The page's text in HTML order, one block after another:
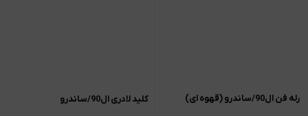
رله فن ال90/ساندرو (قهوه ای) کلید لادری ال90/ساندرو